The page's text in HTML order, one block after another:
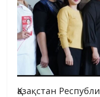
Қазақстан